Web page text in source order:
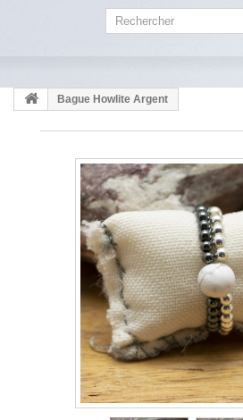
Bague Howlite Argent